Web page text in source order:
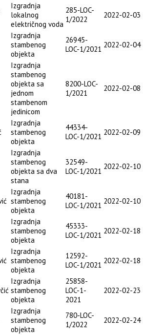
Izgradnja
lokalnog
električnog voda
285-LOC-
1/2022
2022-02-03
Izgradnja
stambenog
objekta
26945-
LOC-1/2021 2022-02-04
Izgradnja
stambenog
objekta sa
jednom
stambenom
jedinicom
8200-LOC-
1/2021
2022-02-08
Izgradnja
stambenog
objekta
44334-
LOC-1/2021 2022-02-09
Izgradnja
stambenog
objekta sa dva
stana
32549-
LOC-1/2021
2022-02-10
Izgradnja
stambenog
objekta
40181-
LOC-1/2021 2022-02-10
Izgradnja
stambenog
objekta
45333-
LOC-1/2021 2022-02-18
Izgradnja
stambenog
objekta
12592-
LOC-1/2021 2022-02-18
Izgradnja
stambenog
objekta
25858-
LOC-1-
2021
2022-02-23
Izgradnja
stambenog
objekta
780-LOC-
1/2022
2022-02-24